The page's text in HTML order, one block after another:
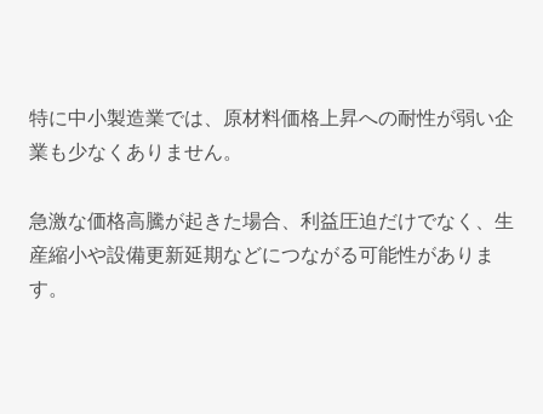
特に中小製造業では、原材料価格上昇への耐性が弱い企
業も少なくありません。
急激な価格高騰が起きた場合、利益圧迫だけでなく、生
産縮小や設備更新延期などにつながる可能性がありま
す。